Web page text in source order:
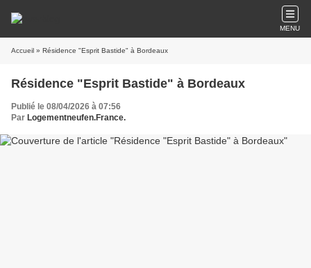
MENU
Accueil » Résidence "Esprit Bastide" à Bordeaux
Résidence "Esprit Bastide" à Bordeaux
Publié le 08/04/2026 à 07:56
Par Logementneufen.France.